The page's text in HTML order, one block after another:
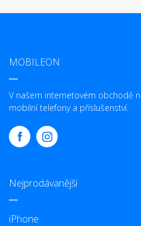
MOBILEON
V našem internetovém obchodě
mobilní telefony a příslušenství.
Nejprodávanější
iPhone